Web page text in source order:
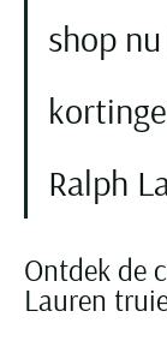
shop
Ralph
Ontdek de
Lauren